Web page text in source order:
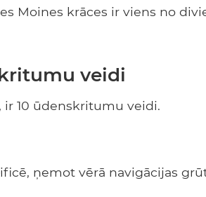
Moines krāces ir viens no
veidi
ir 10 ūdenskritumu veidi.
ņemot vērā navigācijas